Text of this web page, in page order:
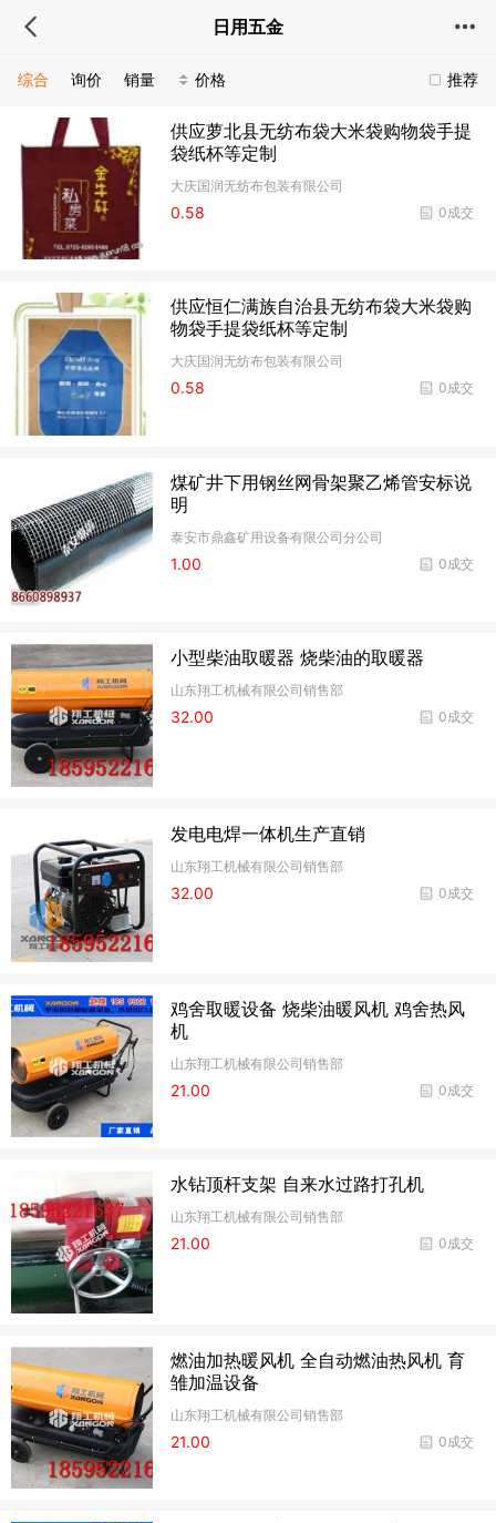
日用五金
推荐
综合 询价 销量 价格
供应萝北县无纺布袋大米袋购物袋手提
袋纸杯等定制
大庆国润无纺布包装有限公司
0成交
0.58
供应恒仁满族自治县无纺布袋大米袋购
物袋手提袋纸杯等定制
大庆国润无纺布包装有限公司
0成交
0.58
煤矿井下用钢丝网骨架聚乙烯管安标说
明
泰安市鼎鑫矿用设备有限公司分公司
0成交
1.00
小型柴油取暖器 烧柴油的取暖器
山东翔工机械有限公司销售部
0成交
32.00
发电电焊一体机生产直销
山东翔工机械有限公司销售部
0成交
32.00
鸡舍取暖设备 烧柴油暖风机 鸡舍热风
机
山东翔工机械有限公司销售部
0成交
21.00
水钻顶杆支架 自来水过路打孔机
山东翔工机械有限公司销售部
0成交
21.00
燃油加热暖风机 全自动燃油热风机 育
雏加温设备
山东翔工机械有限公司销售部
0成交
21.00